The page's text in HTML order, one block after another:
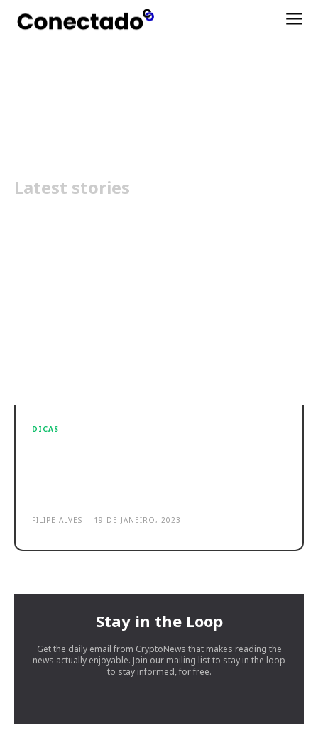
Latest stories
DICAS
FILIPE ALVES - 19 DE JANEIRO, 2023
Stay in the Loop
Get the daily email from CryptoNews that makes reading the
news actually enjoyable. Join our mailing list to stay in the loop
to stay informed, for free.